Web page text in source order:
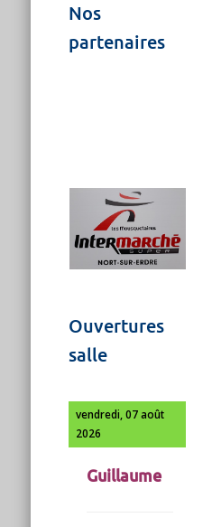
Nos
partenaires
Ouvertures
salle
vendredi, 07 août
2026
Guillaume